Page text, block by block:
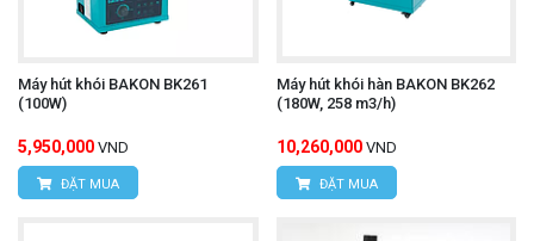
Máy hút khói BAKON BK261
(100W)
5,950,000 VND
ĐẶT MUA
Máy hút khói hàn BAKON BK262
(180W, 258 m3/h)
10,260,000 VND
ĐẶT MUA